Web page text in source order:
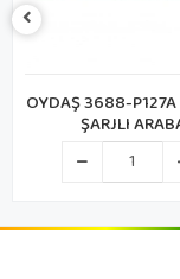
OYDAŞ 3688-
ŞARJLI